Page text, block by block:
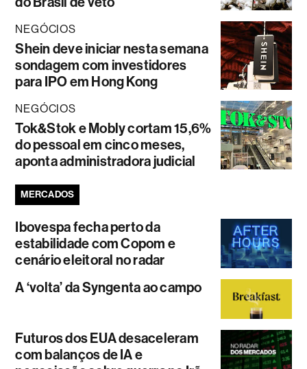
NEGÓCIOS
Shein deve iniciar nesta semana
sondagem com investidores
para IPO em Hong Kong
NEGÓCIOS
Tok&Stok e Mobly cortam 15,6%
do pessoal em cinco meses,
aponta administradora judicial
MERCADOS
Ibovespa fecha perto da
estabilidade com Copom e
cenário eleitoral no radar
A ‘volta’ da Syngenta ao campo
Futuros dos EUA desaceleram
com balanços de IA e